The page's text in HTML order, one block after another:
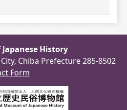
History
Chiba Prefecture 285-8502
Form